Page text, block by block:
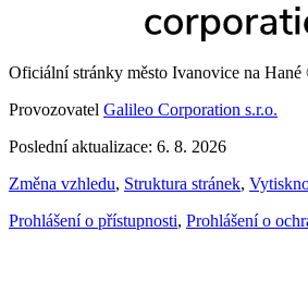
Oficiální stránky město Ivanovice na
Provozovatel Galileo Corporation s.r.o.
Poslední aktualizace: 6. 8. 2026
Změna vzhledu, Struktura stránek,
Prohlášení o přístupnosti, Prohlášení o